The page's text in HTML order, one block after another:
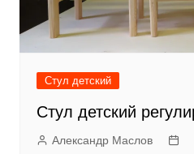
Стул детский
Стул детский
Александр Маслов